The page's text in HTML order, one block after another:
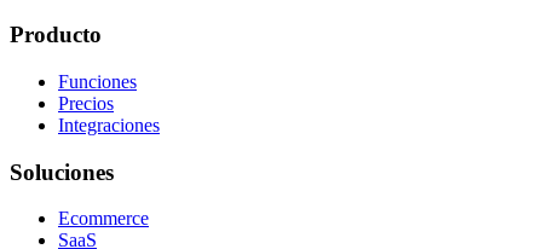
Producto
Funciones
Precios
Integraciones
Soluciones
Ecommerce
SaaS